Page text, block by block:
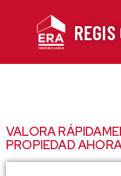
contenido
VALORA
PROPIEDAD